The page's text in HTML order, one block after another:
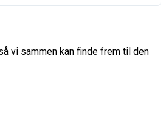
vi sammen kan finde frem til den